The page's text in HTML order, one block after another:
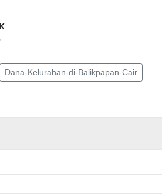
Dana-Kelurahan-di-Balikpapan-Cair